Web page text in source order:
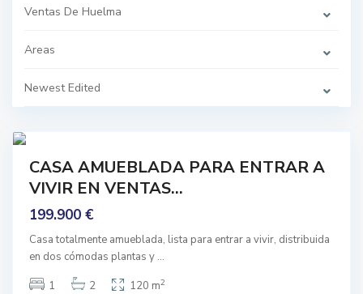
Ventas De Huelma
Areas
Newest Edited
n
t
d
u
l
CASA AMUEBLADA PARA ENTRAR A
VIVIR EN VENTAS...
199.900 €
Casa totalmente amueblada, lista para entrar a vivir, distribuida
en dos cómodas plantas y ...
1
2 120 m2